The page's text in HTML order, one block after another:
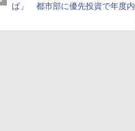
ば」 都市部に優先投資で年度